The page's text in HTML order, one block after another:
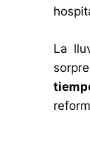
La